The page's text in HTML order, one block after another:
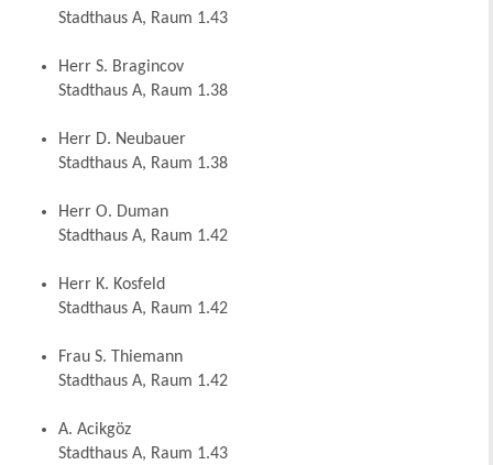
Stadthaus A, Raum 1.43
Herr S. Bragincov
Stadthaus A, Raum 1.38
Herr D. Neubauer
Stadthaus A, Raum 1.38
Herr O. Duman
Stadthaus A, Raum 1.42
Herr K. Kosfeld
Stadthaus A, Raum 1.42
Frau S. Thiemann
Stadthaus A, Raum 1.42
A. Acikgöz
Stadthaus A, Raum 1.43